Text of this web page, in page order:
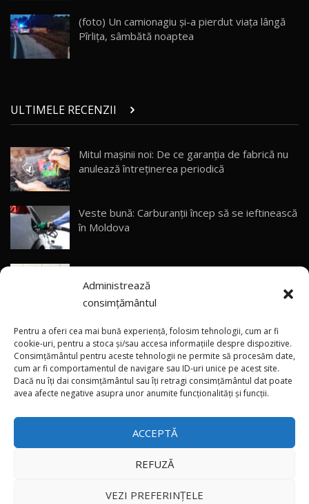
Administrează
consimțământul
Pentru a oferi cea mai bună experiență, folosim tehnologii, cum ar fi
cookie-uri, pentru a stoca și/sau accesa informațiile despre dispozitive.
Consimțământul pentru aceste tehnologii ne permite să procesăm date,
cum ar fi comportamentul de navigare sau ID-uri unice pe acest site.
Dacă nu îți dai consimțământul sau îți retragi consimțământul dat poate
avea afecte negative asupra unor anumite funcționalități și funcții.
ACCEPTĂ
REFUZĂ
VEZI PREFERINȚELE
26
AutoBlog.MD
10:57
28
Noul Geely Monjaro 2025! Mai ieftin și mai
dotat / Test Drive AutoBlog.MD
29
ZEEKR 9X - PRIMUL TEST DRIVE ÎN ROMÂNĂ!
CUM SE CONDUCE?
Primele impresii despre BYD Seal U DM-i,
Sealion 7 și Seal 5 DM-i / Test Drive
AutoBlog.MD
13:56
Noul Volvo EX90 / Test Drive AutoBlog.MD
32:06
33
MG RX5 - își merită banii? / Test Drive
AutoBlog.MD
34
Noul DACIA DUSTER DIESEL! Primul test drive în
română
Noul Mercedes-Benz E 350 e - cât consumă?! /
(foto) Un camionagiu și-a pierdut viața lângă
Pîrlița, sâmbătă noaptea
ULTIMELE RECENZII
Mitul mașinii noi: De ce garanția de fabrică nu
anulează întreținerea periodică
Veste bună: Carburanții încep să se ieftinească
în Moldova
(foto/video) Avanpremieră netradițională: Noul
smart #2 a apărut pe pereți din mai multe țări
(video) Premieră în China: Noile modele Xiaomi
SkyNomad N70 și N90
(video) Singura Tesla Model S Signature
Edition pentru România a fost livrată
proprietarului
×